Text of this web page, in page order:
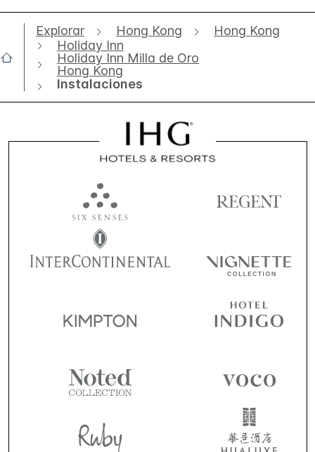
Explorar Hong Kong
Hong Kong
Holiday Inn
Holiday Inn Milla de Oro
Hong Kong
Instalaciones